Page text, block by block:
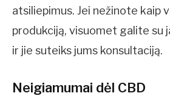
atsiliepimus. Jei nežinote kaip
produkciją, visuomet galite su
ir jie suteiks jums konsultaciją.
Neigiamumai dėl CBD